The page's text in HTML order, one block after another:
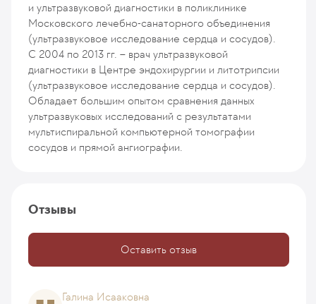
и ультразвуковой диагностики в поликлинике
Московского лечебно-санаторного объединения
(ультразвуковое исследование сердца и сосудов).
С 2004 по 2013 гг. – врач ультразвуковой
диагностики в Центре эндохирургии и литотрипсии
(ультразвуковое исследование сердца и сосудов).
Обладает большим опытом сравнения данных
ультразвуковых исследований с результатами
мультиспиральной компьютерной томографии
сосудов и прямой ангиографии.
Отзывы
Оставить отзыв
Галина Исааковна